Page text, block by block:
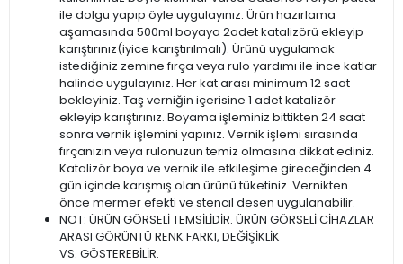
ile dolgu yapıp öyle uygulayınız. Ürün hazırlama
aşamasında 500ml boyaya 2adet katalizörü ekleyip
karıştırınız(iyice karıştırılmalı). Ürünü uygulamak
istediğiniz zemine fırça veya rulo yardımı ile ince katlar
halinde uygulayınız. Her kat arası minimum 12 saat
bekleyiniz. Taş verniğin içerisine 1 adet katalizör
ekleyip karıştırınız. Boyama işleminiz bittikten 24 saat
sonra vernik işlemini yapınız. Vernik işlemi sırasında
fırçanızın veya rulonuzun temiz olmasına dikkat ediniz.
Katalizör boya ve vernik ile etkileşime gireceğinden 4
gün içinde karışmış olan ürünü tüketiniz. Vernikten
önce mermer efekti ve stencıl desen uygulanabilir.
NOT: ÜRÜN GÖRSELİ TEMSİLİDİR. ÜRÜN GÖRSELİ CİHAZLAR
ARASI GÖRÜNTÜ RENK FARKI, DEĞİŞİKLİK
VS. GÖSTEREBİLİR.